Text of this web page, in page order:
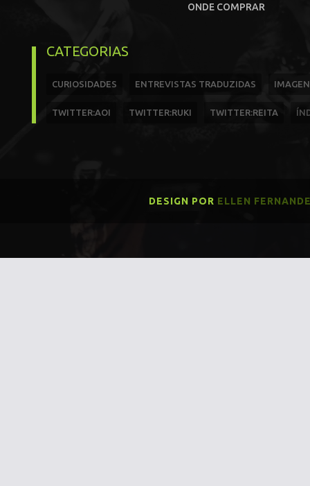
ONDE COMPRAR
CATEGORIAS
CURIOSIDADES ENTREVISTAS TRADUZIDAS
TWITTER:AOI TWITTER:RUKI TWITTER:REITA
DESIGN POR ELLEN